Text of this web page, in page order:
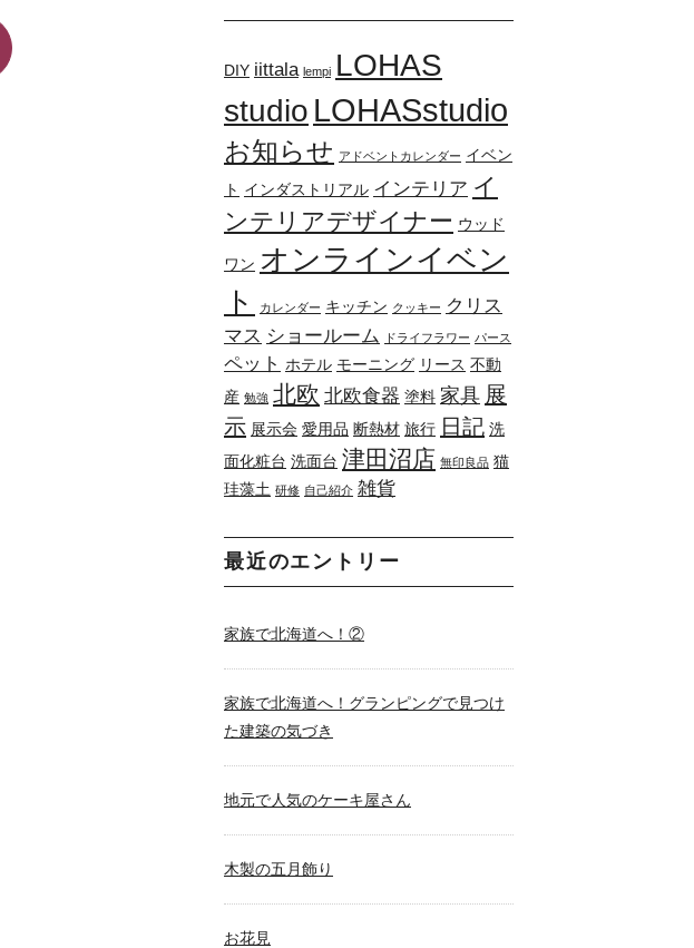
DIY iittala lempi LOHAS
studio LOHASstudio
お知らせ アドベントカレンダー イベン
ト インダストリアル インテリア イ
ンテリアデザイナー ウッド
ワン オンラインイベン
ト
カレンダー キッチン クッキー クリス
マス ショールーム ドライフラワー パース
ペット ホテル モーニング リース 不動
産 勉強 北欧 北欧食器 塗料 家具 展
示 展示会 愛用品 断熱材 旅行 日記 洗
面化粧台 洗面台 津田沼店 無印良品 猫
珪藻土 研修 自己紹介 雑貨
最近のエントリー
家族で北海道へ！②
家族で北海道へ！グランピングで見つけ
た建築の気づき
地元で人気のケーキ屋さん
木製の五月飾り
お花見